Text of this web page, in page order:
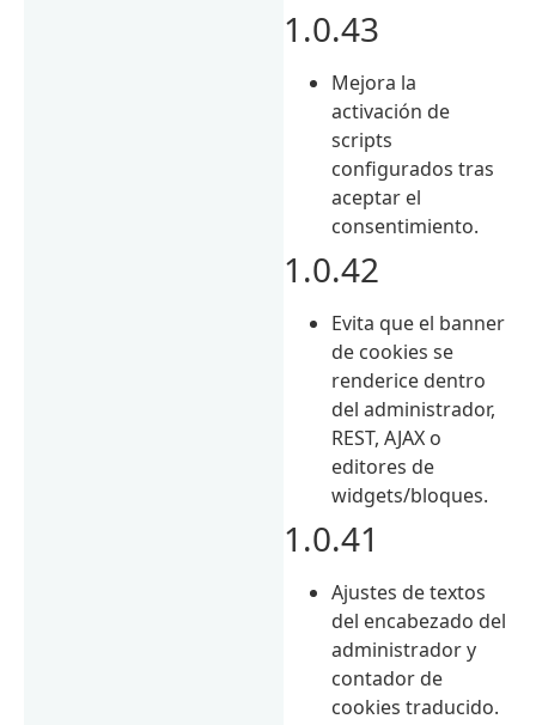
1.0.43
Mejora la
activación de
scripts
configurados tras
aceptar el
consentimiento.
1.0.42
Evita que el banner
de cookies se
renderice dentro
del administrador,
REST, AJAX o
editores de
widgets/bloques.
1.0.41
Ajustes de textos
del encabezado del
administrador y
contador de
cookies traducido.